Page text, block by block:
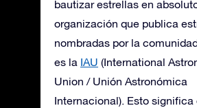
bautizar estrellas en
organización que publica
nombradas por la
es la IAU (International
Union / Unión Astronómica
Internacional). Esto significa